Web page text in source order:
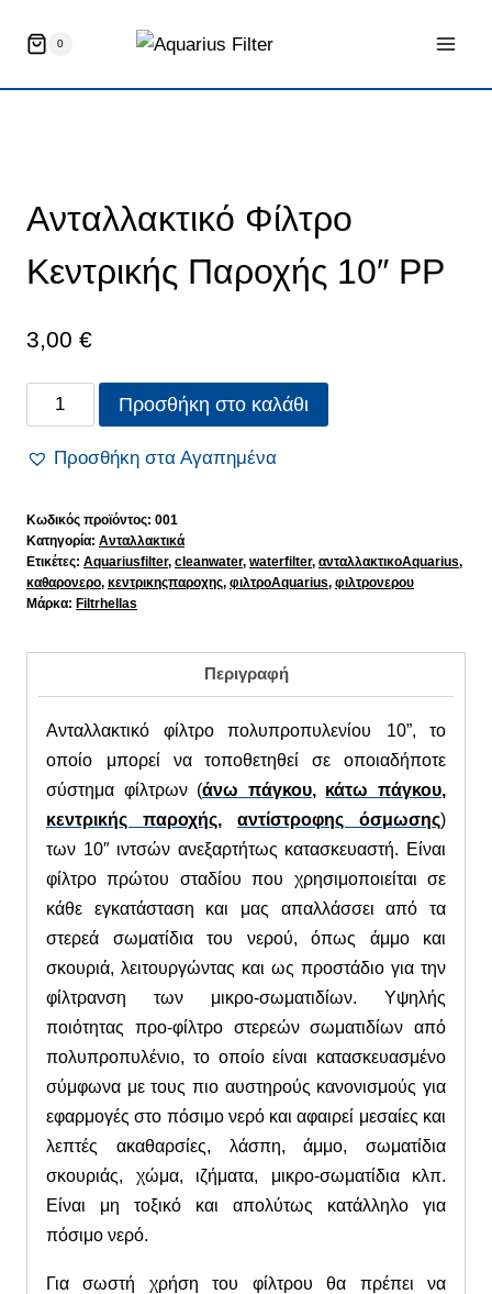
0
Aνταλλακτικό Φίλτρο
Κεντρικής Παροχής 10″ PP
3,00 €
Aνταλλακτικό
Φίλτρο
Κεντρικής
10"
PP
ποσότητα
Προσθήκη στο καλάθι
Προσθήκη στα Αγαπημένα
Κωδικός προϊόντος: 001
Κατηγορία: Ανταλλακτικά
Ετικέτες: Aquariusfilter, cleanwater, waterfilter, ανταλλακτικοAquarius,
καθαρονερο, κεντρικηςπαροχης, φιλτροAquarius, φιλτρονερου
Μάρκα: Filtrhellas
Περιγραφή
Ανταλλακτικό φίλτρο πολυπροπυλενίου 10”, το
οποίο
μπορεί να τοποθετηθεί σε οποιαδήποτε
σύστημα φίλτρων (άνω πάγκου, κάτω πάγκου,
κεντρικής παροχής, αντίστροφης όσμωσης)
των 10″ ιντσών ανεξαρτήτως κατασκευαστή. Είναι
φίλτρο πρώτου σταδίου που χρησιμοποιείται σε
κάθε εγκατάσταση και μας απαλλάσσει από τα
στερεά σωματίδια του νερού, όπως άμμο και
σκουριά, λειτουργώντας και ως προστάδιο για την
φίλτρανση των μικρο-σωματιδίων. Υψηλής
ποιότητας προ-φίλτρο στερεών σωματιδίων από
πολυπροπυλένιο, το οποίο είναι κατασκευασμένο
σύμφωνα με τους πιο αυστηρούς κανονισμούς για
εφαρμογές στο πόσιμο νερό και αφαιρεί μεσαίες και
λεπτές ακαθαρσίες, λάσπη, άμμο, σωματίδια
σκουριάς, χώμα, ιζήματα, μικρο-σωματίδια κλπ.
Είναι μη τοξικό και απολύτως κατάλληλο για
πόσιμο νερό.
Για σωστή χρήση του φίλτρου θα πρέπει να